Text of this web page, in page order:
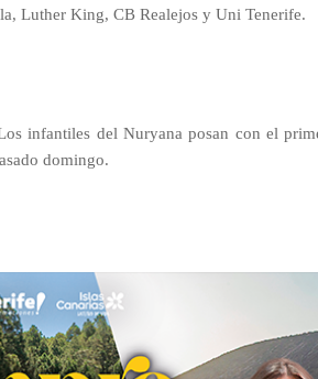
Luther King, CB Realejos y Uni Tenerife.
infantiles del Nuryana posan con el
domingo.